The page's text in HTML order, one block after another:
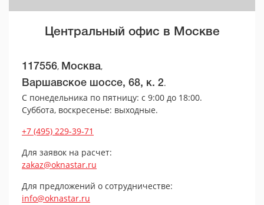
Центральный офис в Москве
117556, Москва,
Варшавское шоссе, 68, к. 2.
С понедельника по пятницу: с 9:00 до 18:00.
Суббота, воскресенье: выходные.
+7 (495) 229-39-71
Для заявок на расчет:
zakaz@oknastar.ru
Для предложений о сотрудничестве:
info@oknastar.ru